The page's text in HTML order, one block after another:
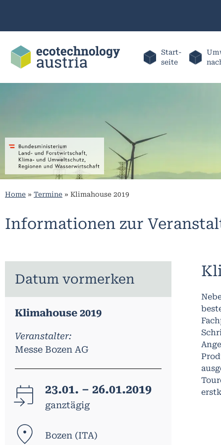
Start-
seite
Home » Termine » Klimahouse 2019
Informationen zur
Datum vormerken
Klimahouse 2019
Veranstalter:
Messe Bozen AG
23.01. – 26.01.2019
ganztägig
Bozen (ITA)